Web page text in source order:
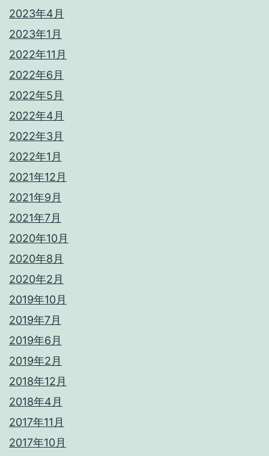
2023年4月
2023年1月
2022年11月
2022年6月
2022年5月
2022年4月
2022年3月
2022年1月
2021年12月
2021年9月
2021年7月
2020年10月
2020年8月
2020年2月
2019年10月
2019年7月
2019年6月
2019年2月
2018年12月
2018年4月
2017年11月
2017年10月